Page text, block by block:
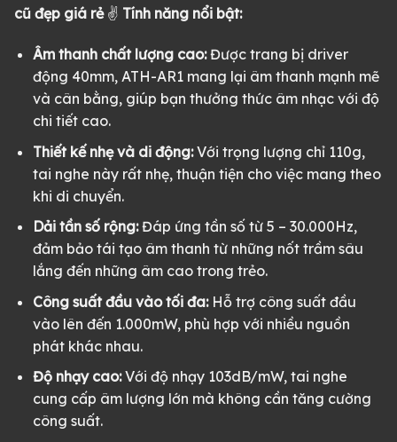
cũ đẹp giá rẻ✌ Tính năng nổi bật:
Âm thanh chất lượng cao:Được trang bị driver
động 40mm, ATH-AR1 mang lại âm thanh mạnh mẽ
và cân bằng, giúp bạn thưởng thức âm nhạc với độ
chi tiết cao.
Thiết kế nhẹ và di động:Với trọng lượng chỉ 110g,
tai nghe này rất nhẹ, thuận tiện cho việc mang theo
khi di chuyển.
Dải tần số rộng:Đáp ứng tần số từ 5 – 30.000Hz,
đảm bảo tái tạo âm thanh từ những nốt trầm sâu
lắng đến những âm cao trong trẻo.
Công suất đầu vào tối đa:Hỗ trợ công suất đầu
vào lên đến 1.000mW, phù hợp với nhiều nguồn
phát khác nhau.
Độ nhạy cao:Với độ nhạy 103dB/mW, tai nghe
cung cấp âm lượng lớn mà không cần tăng cường
công suất.